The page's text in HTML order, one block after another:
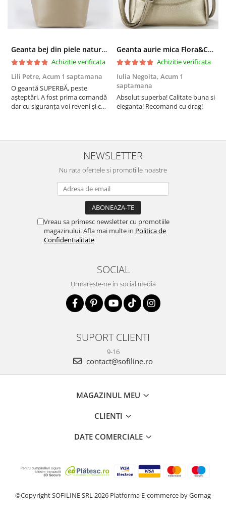
Geanta bej din piele naturala 8966 123
Achizitie verificata
Lili Petre, Acum 1 saptamana
O geantă SUPERBĂ, peste
așteptări. A fost prima comandă
dar cu siguranța voi reveni și cu
doua zi). RECOMAND SOFILINE!!!
Geanta aurie mica Flora&CO Paris H6930 16
Achizitie verificata
Iulia Negoita, Acum 1
saptamana
Absolut superba! Calitate buna si
eleganta! Recomand cu drag!
NEWSLETTER
Nu rata ofertele si promotiile noastre
Vreau sa primesc newsletter cu promotiile
magazinului. Afla mai multe in Politica de
Confidentialitate
SOCIAL
Urmareste-ne in social media
SUPORT CLIENTI
9-16
contact@sofiline.ro
MAGAZINUL MEU
CLIENTI
DATE COMERCIALE
©Copyright SOFILINE SRL 2026 Platforma E-commerce by Gomag